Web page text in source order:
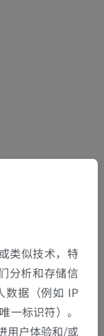
类似技术，特
分析和存储信
数据（例如 IP
一标识符）。
用户体验和/或